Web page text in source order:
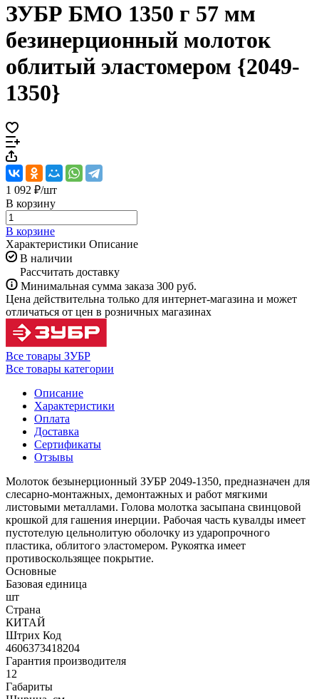
ЗУБР БМО 1350 г 57 мм
безинерционный молоток
облитый эластомером {2049-
1350}
1 092 ₽/шт
В корзину
В корзине
Характеристики Описание
В наличии
Рассчитать доставку
Минимальная сумма заказа 300 руб.
Цена действительна только для интернет-магазина и может
отличаться от цен в розничных магазинах
Все товары ЗУБР
Все товары категории
Описание
Характеристики
Оплата
Доставка
Сертификаты
Отзывы
Молоток безынерционный ЗУБР 2049-1350, предназначен для
слесарно-монтажных, демонтажных и работ мягкими
листовыми металлами. Голова молотка засыпана свинцовой
крошкой для гашения инерции. Рабочая часть кувалды имеет
пустотелую цельнолитую оболочку из ударопрочного
пластика, облитого эластомером. Рукоятка имеет
противоскользящее покрытие.
Основные
Базовая единица
шт
Страна
КИТАЙ
Штрих Код
4606373418204
Гарантия производителя
12
Габариты